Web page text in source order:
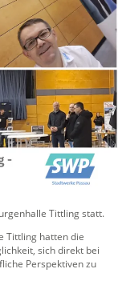
Tittling statt.
Tittling hatten die
sich direkt bei
Perspektiven zu